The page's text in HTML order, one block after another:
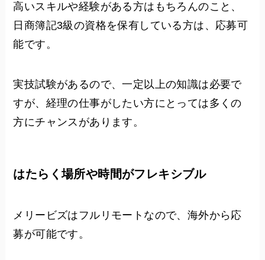
高いスキルや経験がある方はもちろんのこと、
日商簿記3級の資格を保有している方は、応募可
能です。
実技試験があるので、一定以上の知識は必要で
すが、経理の仕事がしたい方にとっては多くの
方にチャンスがあります。
はたらく場所や時間がフレキシブル
メリービズはフルリモートなので、海外から応
募が可能です。